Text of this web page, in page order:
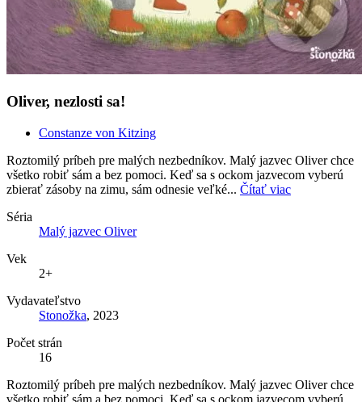
Oliver, nezlosti sa!
Constanze von Kitzing
Roztomilý príbeh pre malých nezbedníkov. Malý jazvec Oliver chce
všetko robiť sám a bez pomoci. Keď sa s ockom jazvecom vyberú
zbierať zásoby na zimu, sám odnesie veľké... Čítať viac
Séria
Malý jazvec Oliver
Vek
2+
Vydavateľstvo
Stonožka, 2023
Počet strán
16
Roztomilý príbeh pre malých nezbedníkov. Malý jazvec Oliver chce
všetko robiť sám a bez pomoci. Keď sa s ockom jazvecom vyberú